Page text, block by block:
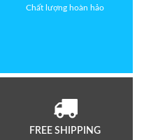
Chất lượng hoàn hảo
FREE SHIPPING